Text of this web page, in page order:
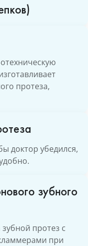
протеза,
доктор убедился,
зубного
протез с
при